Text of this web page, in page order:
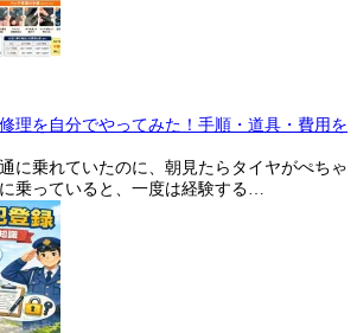
理を自分でやってみた！手順・道具・費用を
に乗れていたのに、朝見たらタイヤがぺちゃ
乗っていると、一度は経験する…